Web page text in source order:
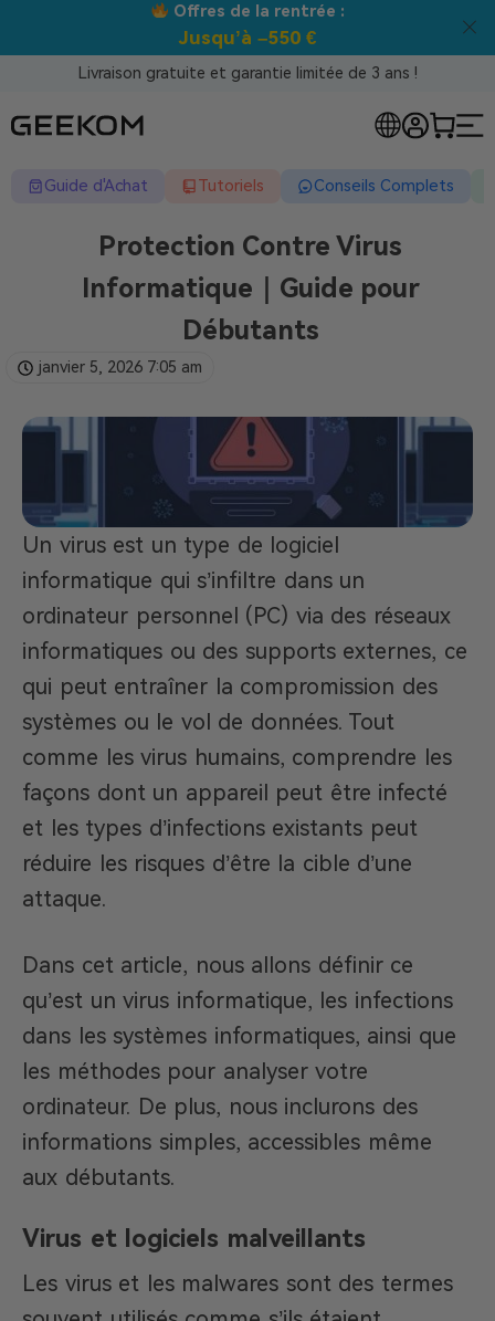
Meilleur prix garanti
Livraison gratuite et garantie limitée de 3 ans !
Guide d'Achat Tutoriels Conseils Complets
Protection Contre Virus
Informatique｜Guide pour
Débutants
janvier 5, 2026 7:05 am
Un virus est un type de logiciel
informatique qui s’infiltre dans un
ordinateur personnel (PC) via des réseaux
informatiques ou des supports externes, ce
qui peut entraîner la compromission des
systèmes ou le vol de données. Tout
comme les virus humains, comprendre les
façons dont un appareil peut être infecté
et les types d’infections existants peut
réduire les risques d’être la cible d’une
attaque.
Dans cet article, nous allons définir ce
qu’est un virus informatique, les infections
dans les systèmes informatiques, ainsi que
les méthodes pour analyser votre
ordinateur. De plus, nous inclurons des
informations simples, accessibles même
aux débutants.
Virus et logiciels malveillants
Les virus et les malwares sont des termes